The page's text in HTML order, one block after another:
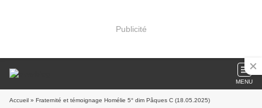
Publicité
MENU
Accueil » Fraternité et témoignage Homélie 5° dim Pâques C (18.05.2025)